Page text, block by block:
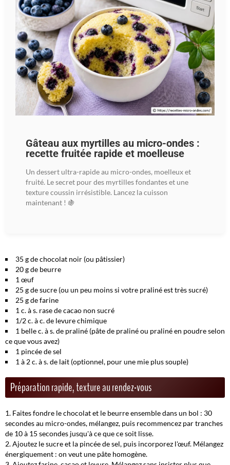
Gâteau aux myrtilles au micro-ondes :
recette fruitée rapide et moelleuse
Un dessert ultra-rapide au micro-ondes, moelleux et
fruité. Le secret pour des myrtilles fondantes et une
texture coussin irrésistible. Lancez la cuisson
maintenant ! 🍇
35 g de chocolat noir (ou pâtissier)
20 g de beurre
1 œuf
25 g de sucre (ou un peu moins si votre praliné est très sucré)
25 g de farine
1 c. à s. rase de cacao non sucré
1/2 c. à c. de levure chimique
1 belle c. à s. de praliné (pâte de praliné ou praliné en poudre selon
ce que vous avez)
1 pincée de sel
1 à 2 c. à s. de lait (optionnel, pour une mie plus souple)
Préparation rapide, texture au rendez-vous
Faites fondre le chocolat et le beurre ensemble dans un bol : 30
secondes au micro-ondes, mélangez, puis recommencez par tranches
de 10 à 15 secondes jusqu'à ce que ce soit lisse.
Ajoutez le sucre et la pincée de sel, puis incorporez l'œuf. Mélangez
énergiquement : on veut une pâte homogène.